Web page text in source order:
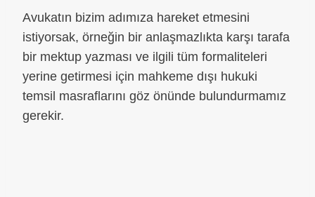
Avukatın bizim adımıza hareket etmesini
istiyorsak, örneğin bir anlaşmazlıkta karşı tarafa
bir mektup yazması ve ilgili tüm formaliteleri
yerine getirmesi için mahkeme dışı hukuki
temsil masraflarını göz önünde bulundurmamız
gerekir.